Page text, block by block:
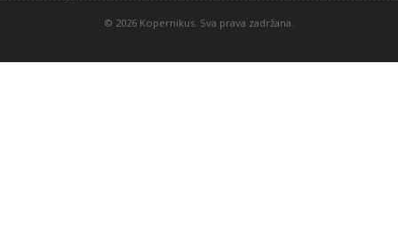
© 2026 Kopernikus. Sva prava zadržana.